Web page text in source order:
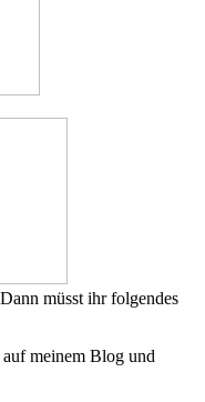
müsst ihr folgendes
meinem Blog und